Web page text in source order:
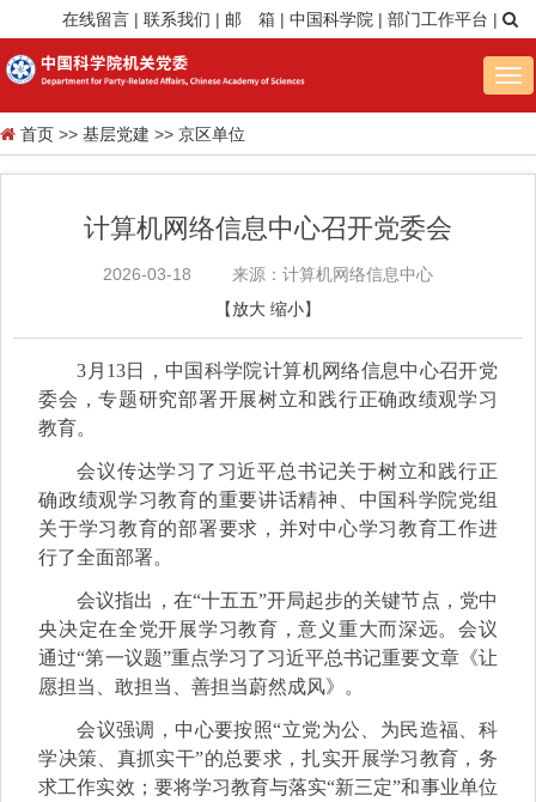
在线留言 | 联系我们 | 邮 箱 | 中国科学院 | 部门工作平台 |
首页 >> 基层党建 >> 京区单位
计算机网络信息中心召开党委会
2026-03-18
来源：计算机网络信息中心
【放大 缩小】
3月13日，中国科学院计算机网络信息中心召开党
委会，专题研究部署开展树立和践行正确政绩观学习
教育。
会议传达学习了习近平总书记关于树立和践行正
确政绩观学习教育的重要讲话精神、中国科学院党组
关于学习教育的部署要求，并对中心学习教育工作进
行了全面部署。
会议指出，在“十五五”开局起步的关键节点，党中
央决定在全党开展学习教育，意义重大而深远。会议
通过“第一议题”重点学习了习近平总书记重要文章《让
愿担当、敢担当、善担当蔚然成风》。
会议强调，中心要按照“立党为公、为民造福、科
学决策、真抓实干”的总要求，扎实开展学习教育，务
求工作实效；要将学习教育与落实“新三定”和事业单位